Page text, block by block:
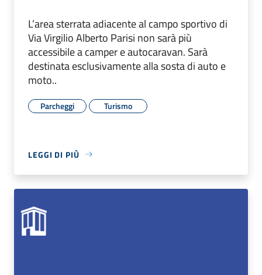
L’area sterrata adiacente al campo sportivo di
Via Virgilio Alberto Parisi non sarà più
accessibile a camper e autocaravan. Sarà
destinata esclusivamente alla sosta di auto e
moto..
Parcheggi Turismo
LEGGI DI PIÙ